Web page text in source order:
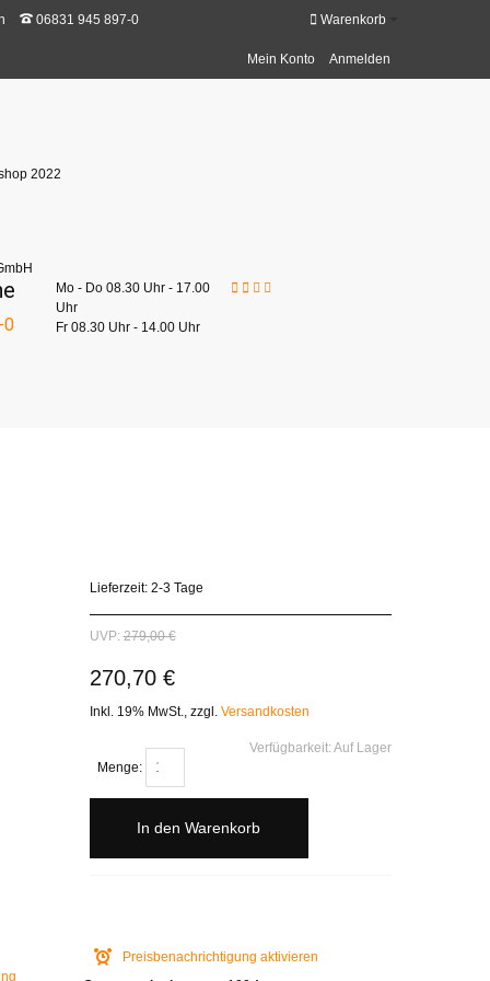
06831 945 897-0 Warenkorb
Mein Konto Anmelden
0
Mo - Do 08.30 Uhr - 17.00
Uhr
Fr 08.30 Uhr - 14.00 Uhr
Lieferzeit: 2-3 Tage
UVP:279,00 €
270,70 €
Inkl. 19% MwSt. zzgl. Versandkosten
Verfügbarkeit: Auf Lager
Menge:
In den Warenkorb
Preisbenachrichtigung aktivieren